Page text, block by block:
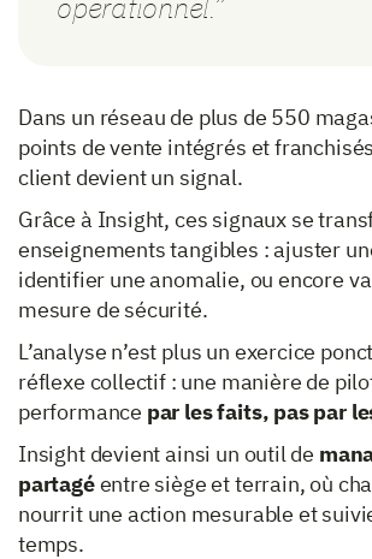
Dans un réseau de plus de 550
points de vente intégrés et
client devient un signal.
Grâce à Insight, ces signaux se
enseignements tangibles : ajuster
identifier une anomalie, ou encore
mesure de sécurité.
L’analyse n’est plus un exercice
réflexe collectif : une manière de
performance par les faits, pas par
Insight devient ainsi un outil de
partagéentre siège et terrain, où
nourrit une action mesurable et
temps.